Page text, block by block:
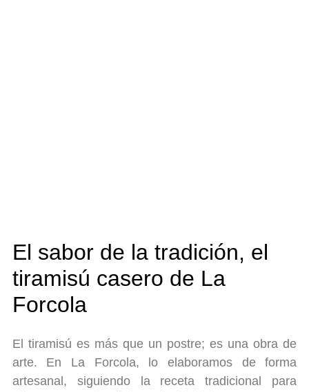
El sabor de la tradición, el
tiramisú casero de La
Forcola
El tiramisú es más que un postre; es una obra de
arte. En La Forcola, lo elaboramos de forma
artesanal, siguiendo la receta tradicional para